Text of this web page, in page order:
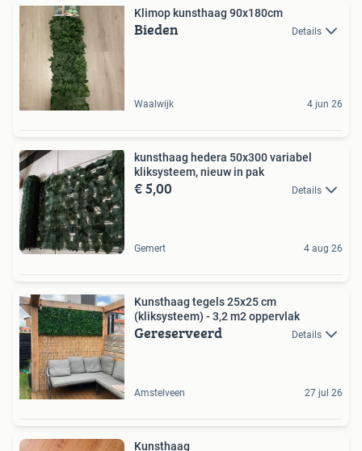
Klimop kunsthaag 90x180cm
Bieden Details
Waalwijk 4 jun 26
kunsthaag hedera 50x300 variabel
kliksysteem, nieuw in pak
€ 5,00 Details
Gemert 4 aug 26
Kunsthaag tegels 25x25 cm
(kliksysteem) - 3,2 m2 oppervlak
Gereserveerd Details
Amstelveen 27 jul 26
Kunsthaag